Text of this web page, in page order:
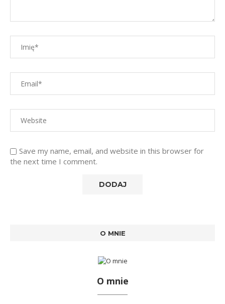
Save my name, email, and website in this browser for
the next time I comment.
O MNIE
O mnie